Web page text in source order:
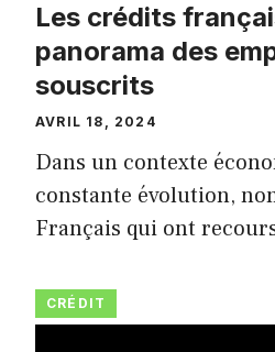
Les crédits
panorama des
souscrits
AVRIL 18, 2024
Dans un contexte
constante évolution,
Français qui ont
CRÉDIT